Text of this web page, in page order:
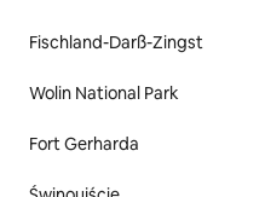
Fischland-Darß-Zingst
Wolin National Park
Fort Gerharda